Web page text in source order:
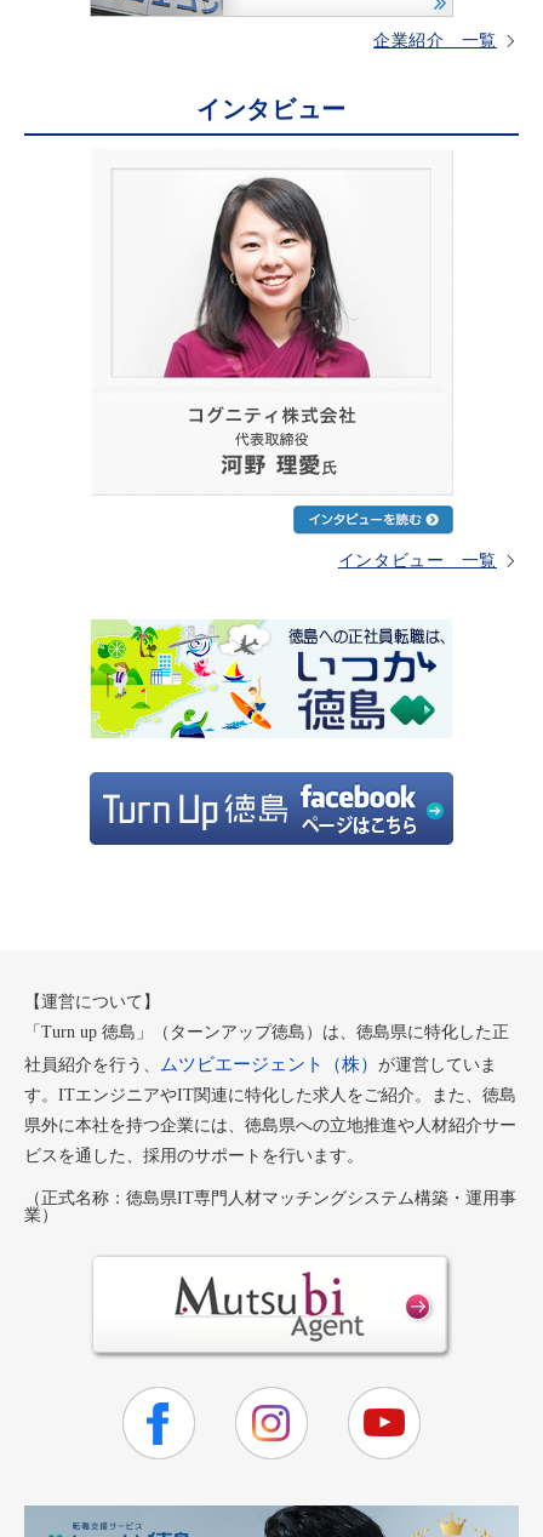
企業紹介 一覧
インタビュー
インタビュー 一覧
【運営について】
「Turn up 徳島」（ターンアップ徳島）は、徳島県に特化した正
社員紹介を行う、
ムツビエージェント（株） が運営していま
す。ITエンジニアやIT関連に特化した求人をご紹介。また、徳島
県外に本社を持つ企業には、徳島県への立地推進や人材紹介サー
ビスを通した、採用のサポートを行います。
（正式名称：徳島県IT専門人材マッチングシステム構築・運用事
業）